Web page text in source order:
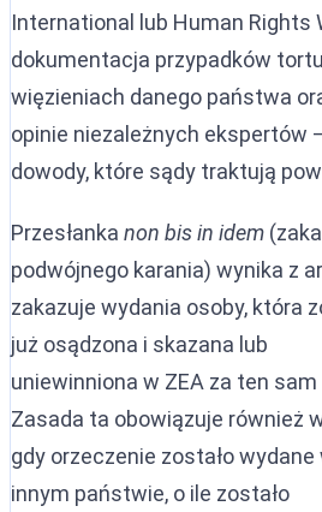
International lub Human Rights
dokumentacja przypadków
więzieniach danego państwa
opinie niezależnych ekspertów
dowody, które sądy traktują
Przesłanka non bis in idem
podwójnego karania) wynika z
zakazuje wydania osoby, która
już osądzona i skazana lub
uniewinniona w ZEA za ten sam
Zasada ta obowiązuje również
gdy orzeczenie zostało wydane
innym państwie, o ile zostało